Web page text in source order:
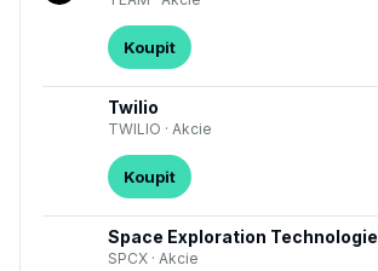
Koupit
Twilio
TWILIO · Akcie
Koupit
SPCX · Akcie